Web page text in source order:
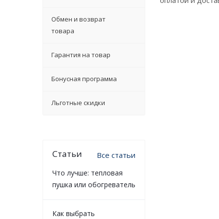
Обмен и возврат
товара
Гарантия на товар
Бонусная программа
Льготные скидки
Статьи Все статьи
Что лучше: тепловая
пушка или обогреватель
Как выбрать